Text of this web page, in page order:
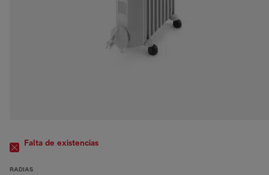
Falta de existencias
RADIAS